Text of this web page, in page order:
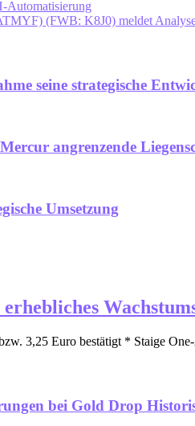
Automatisierung
(FWB: K8J0) meldet
seine strategische
angrenzende
Umsetzung
3,25 Euro bestätigt * Staige
bei Gold Drop